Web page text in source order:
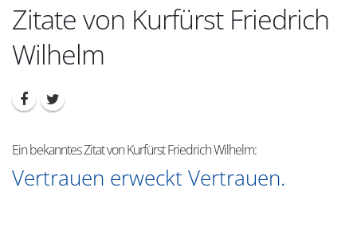
Zitate von Kurfürst Friedrich
Wilhelm
Ein bekanntes Zitat von Kurfürst Friedrich Wilhelm:
Vertrauen erweckt Vertrauen.